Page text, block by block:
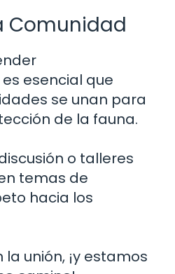
Comunidad
esencial que
se unan para
de la fauna.
o talleres
temas de
hacia los
la unión, ¡y estamos